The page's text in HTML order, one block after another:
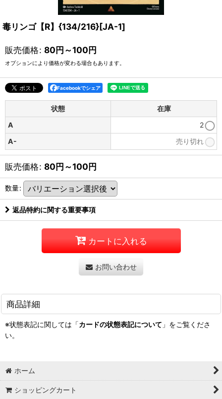
毒リンゴ【R】{134/216}[JA-1]
販売価格: 80円～100円
オプションにより価格が変わる場合もあります。
Facebookでシェア
状態
在庫
A
2
A-
売り切れ
販売価格: 80円～100円
数量:
返品特約に関する重要事項
カートに入れる
お問い合わせ
商品詳細
※状態表記に関しては「カードの状態表記について 」をご覧くださ
い。
ホーム
ショッピングカート